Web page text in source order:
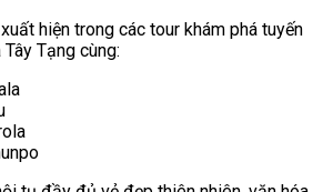
hiện trong các tour khám phá tuyến
Tạng cùng: